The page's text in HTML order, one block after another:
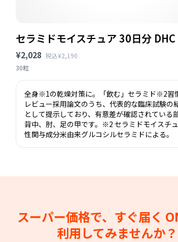
セラミドモイスチュア 30日分 DHC
¥2,028 税込¥2,190
30粒
全身※1の乾燥対策に。「飲む」セラミド※2習
レビュー採用論文のうち、代表的な臨床試験の
として提示しており、有意差が確認されている
背中、肘、足の甲です。※2 セラミドモイスチ
性関与成分米由来グルコシルセラミドによる。
スーパー価格で、すぐ届く
利用してみませんか？